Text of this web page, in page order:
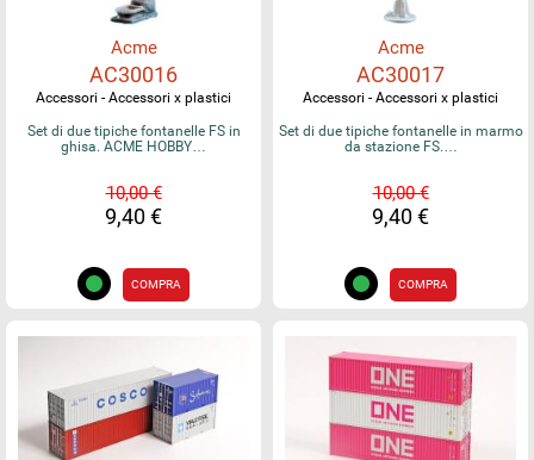
Acme
AC30016
Accessori - Accessori x plastici
Set di due tipiche fontanelle FS in
ghisa. ACME HOBBY…
10,00 €
9,40 €
COMPRA
Acme
AC30017
Accessori - Accessori x plastici
Set di due tipiche fontanelle in marmo
da stazione FS.…
10,00 €
9,40 €
COMPRA